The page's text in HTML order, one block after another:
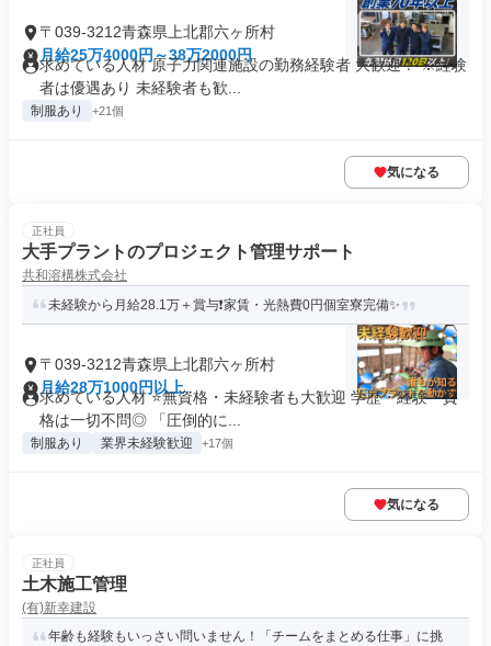
〒039-3212青森県上北郡六ヶ所村
月給25万4000円～38万2000円
求めている人材 原子力関連施設の勤務経験者 大歓迎！ ※経験
者は優遇あり 未経験者も歓...
制服あり +21個
気になる
正社員
大手プラントのプロジェクト管理サポート
共和溶構株式会社
未経験から月給28.1万＋賞与❗家賃・光熱費0円個室寮完備✨
〒039-3212青森県上北郡六ヶ所村
月給28万1000円以上
求めている人材 ⭐無資格・未経験者も大歓迎 学歴・経験・資
格は一切不問◎ 「圧倒的に...
制服あり 業界未経験歓迎 +17個
気になる
正社員
土木施工管理
(有)新幸建設
年齢も経験もいっさい問いません！「チームをまとめる仕事」に挑